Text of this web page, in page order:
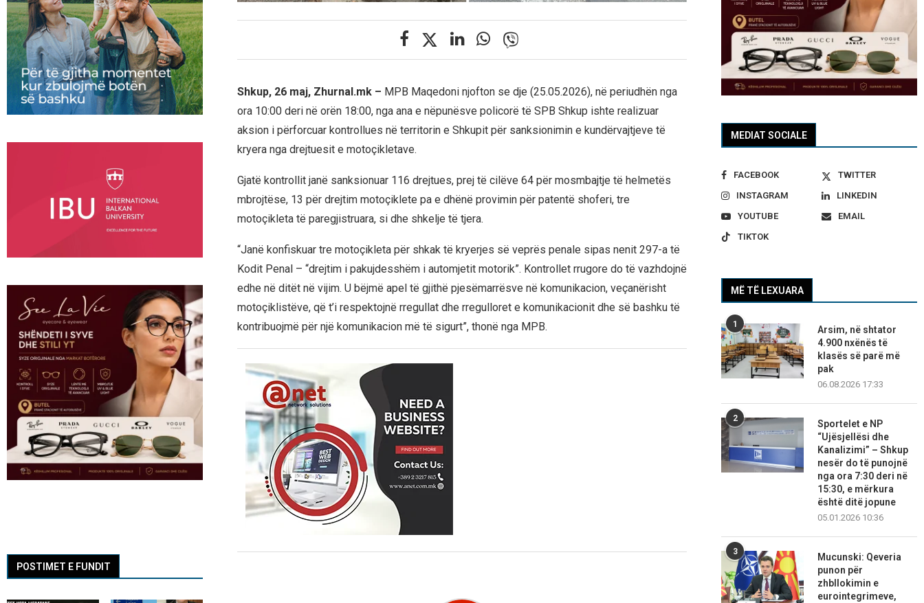
Shkup, 26 maj, Zhurnal.mk – MPB Maqedoni njofton se dje (25.05.2026), në periudhën nga
ora 10:00 deri në orën 18:00, nga ana e nëpunësve policorë të SPB Shkup ishte realizuar
aksion i përforcuar kontrollues në territorin e Shkupit për sanksionimin e kundërvajtjeve të
kryera nga drejtuesit e motoçikletave.
Gjatë kontrollit janë sanksionuar 116 drejtues, prej të cilëve 64 për mosmbajtje të helmetës
mbrojtëse, 13 për drejtim motoçiklete pa e dhënë provimin për patentë shoferi, tre
motoçikleta të paregjistruara, si dhe shkelje të tjera.
“Janë konfiskuar tre motoçikleta për shkak të kryerjes së veprës penale sipas nenit 297-a të
Kodit Penal – “drejtim i pakujdesshëm i automjetit motorik”. Kontrollet rrugore do të vazhdojnë
edhe në ditët në vijim. U bëjmë apel të gjithë pjesëmarrësve në komunikacion, veçanërisht
motoçiklistëve, që t’i respektojnë rregullat dhe rregulloret e komunikacionit dhe së bashku të
kontribuojmë për një komunikacion më të sigurt”, thonë nga MPB.
MEDIAT SOCIALE
FACEBOOK
TWITTER
INSTAGRAM
LINKEDIN
YOUTUBE
EMAIL
TIKTOK
MË TË LEXUARA
1
Arsim, në shtator
4.900 nxënës të
klasës së parë më
pak
06.08.2026 17:33
2
Sportelet e NP
“Ujësjellësi dhe
Kanalizimi” – Shkup
nesër do të punojnë
nga ora 7:30 deri në
15:30, e mërkura
është ditë jopune
05.01.2026 10:36
3
Mucunski: Qeveria
punon për
zhbllokimin e
eurointegrimeve,
POSTIMET E FUNDIT